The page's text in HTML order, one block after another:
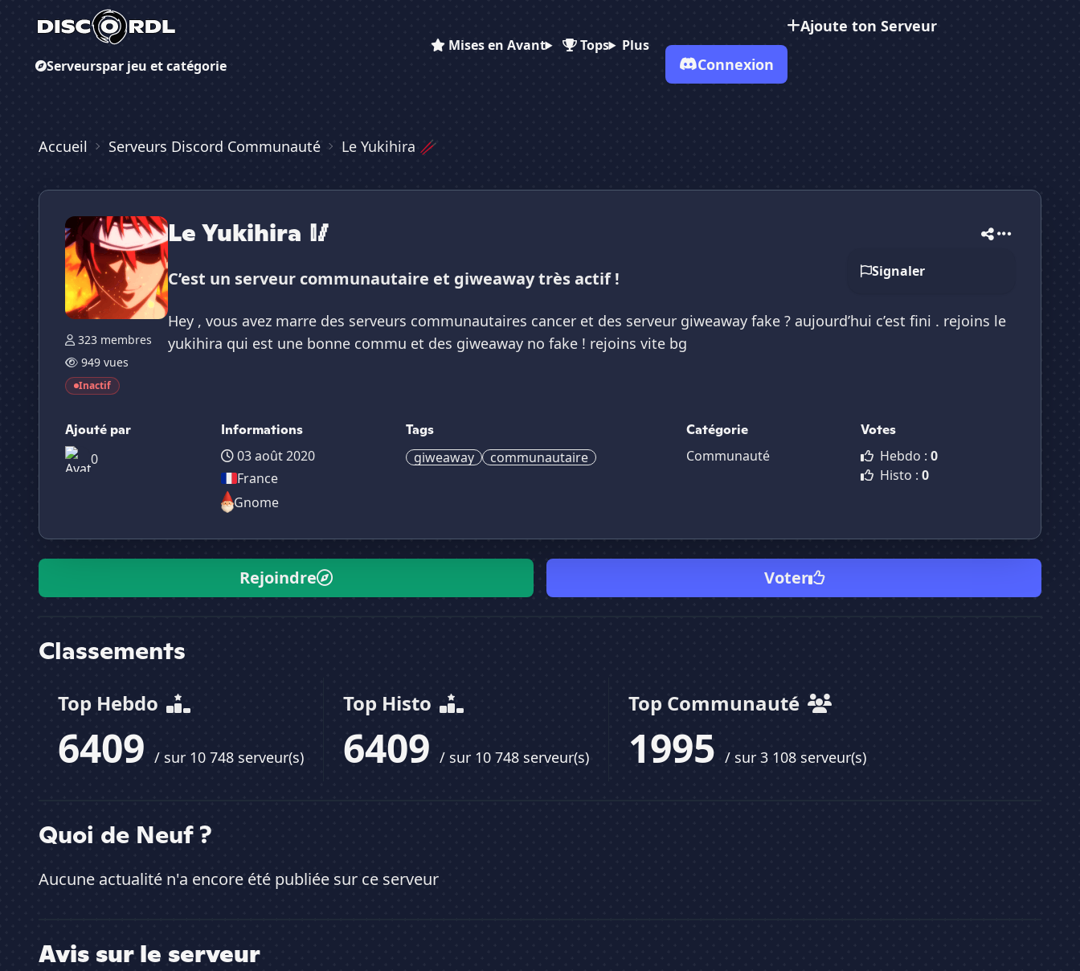
Serveurspar jeu et catégorie
Mises en Avant Tops Plus
Ajoute ton Serveur
Connexion
Accueil Serveurs Discord Communauté Le Yukihira 🥢
323 membres
949 vues
Inactif
Le Yukihira 🥢
Signaler
C’est un serveur communautaire et giweaway très actif !
Hey , vous avez marre des serveurs communautaires cancer et des serveur giweaway fake ? aujourd’hui c’est fini . rejoins le
yukihira qui est une bonne commu et des giweaway no fake ! rejoins vite bg
Ajouté par
0
Informations
03 août 2020
France
Gnome
Tags
giweaway communautaire
Catégorie
Communauté
Votes
Hebdo : 0
Histo : 0
Rejoindre Voter
Classements
Top Hebdo
6409 / sur 10 748 serveur(s)
Top Histo
6409 / sur 10 748 serveur(s)
Top Communauté
1995 / sur 3 108 serveur(s)
Quoi de Neuf ?
Aucune actualité n'a encore été publiée sur ce serveur
Avis sur le serveur